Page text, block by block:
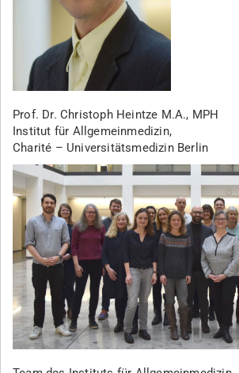
Prof. Dr. Christoph Heintze M.A., MPH
Institut für Allgemeinmedizin,
Charité – Universitätsmedizin Berlin